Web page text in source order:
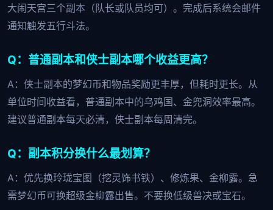
大闹天宫三个副本（队长或队员均可）。完成后系统会邮件
通知触发五行斗法。
Q：普通副本和侠士副本哪个收益更高？
A：侠士副本的梦幻币和物品奖励更丰厚，但耗时更长。从
单位时间收益看，普通副本中的乌鸡国、金兜洞效率最高。
建议普通副本每天必清，侠士副本每周清完。
Q：副本积分换什么最划算？
A：优先换玲珑宝图（挖灵饰书铁）、修炼果、金柳露。急
需梦幻币可换超级金柳露出售。不要换低级兽决或宝石。